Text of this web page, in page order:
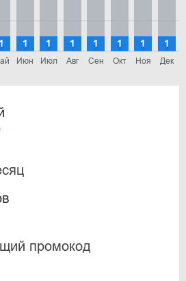
1
Июн
1
Июл
1
Авг
1
Сен
1
Окт
1
Ноя
1
Дек
1
промокод